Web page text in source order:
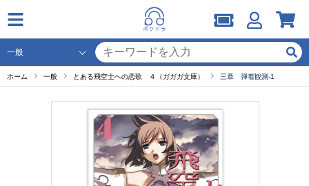
ホーム 一般 とある飛空士への恋歌 ４（ガガガ文庫） 三章 弾着観測-1